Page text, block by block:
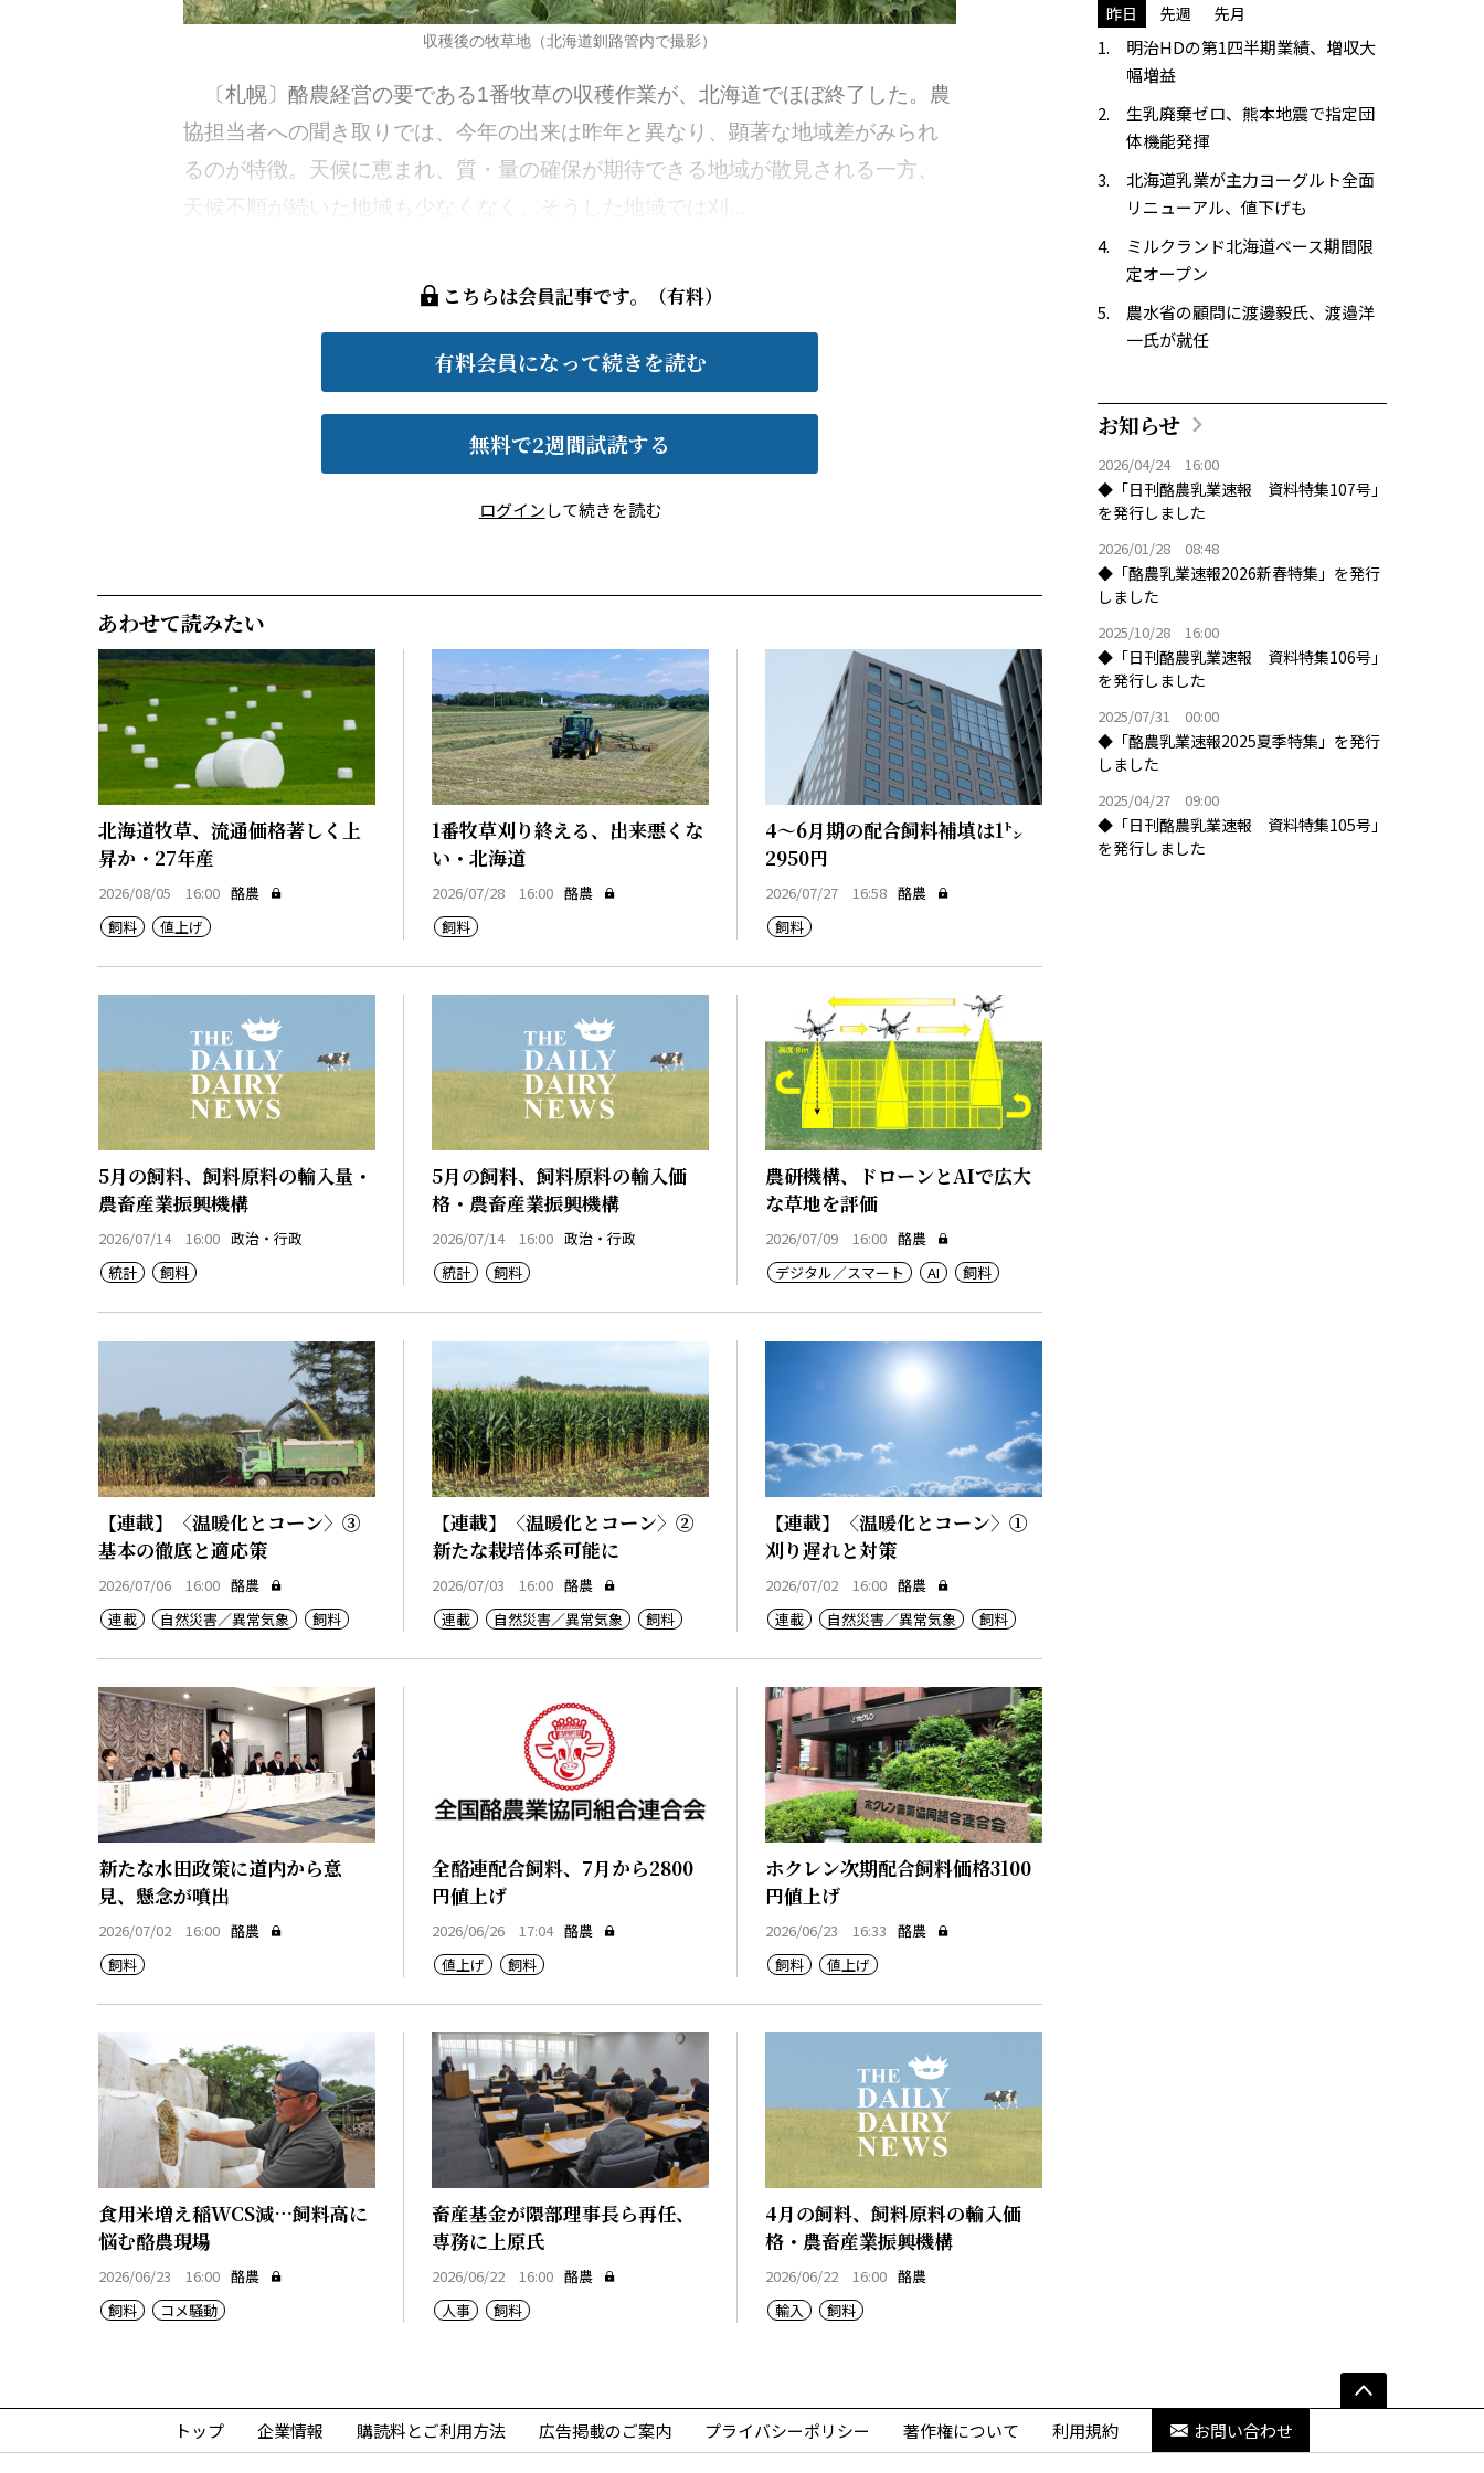
収穫後の牧草地（北海道釧路管内で撮影）
〔札幌〕酪農経営の要である1番牧草の収穫作業が、北海道でほぼ終了した。農
協担当者への聞き取りでは、今年の出来は昨年と異なり、顕著な地域差がみられ
るのが特徴。天候に恵まれ、質・量の確保が期待できる地域が散見される一方、
天候不順が続いた地域も少なくなく、そうした地域では刈...
こちらは会員記事です。（有料）
有料会員になって続きを読む
無料で2週間試読する
ログインして続きを読む
あわせて読みたい
北海道牧草、流通価格著しく上
昇か・27年産
2026/08/05 16:00 酪農
飼料
値上げ
1番牧草刈り終える、出来悪くな
い・北海道
2026/07/28 16:00 酪農
飼料
4～6月期の配合飼料補填は1㌧
2950円
2026/07/27 16:58 酪農
飼料
5月の飼料、飼料原料の輸入量・
農畜産業振興機構
2026/07/14 16:00 政治・行政
統計
飼料
5月の飼料、飼料原料の輸入価
格・農畜産業振興機構
2026/07/14 16:00 政治・行政
統計
飼料
農研機構、ドローンとAIで広大
な草地を評価
2026/07/09 16:00 酪農
デジタル／スマート
AI 飼料
【連載】〈温暖化とコーン〉③
基本の徹底と適応策
2026/07/06 16:00 酪農
連載
自然災害／異常気象 飼料
【連載】〈温暖化とコーン〉②
新たな栽培体系可能に
2026/07/03 16:00 酪農
連載
自然災害／異常気象 飼料
【連載】〈温暖化とコーン〉①
刈り遅れと対策
2026/07/02 16:00 酪農
連載
自然災害／異常気象 飼料
新たな水田政策に道内から意
見、懸念が噴出
2026/07/02 16:00 酪農
飼料
全酪連配合飼料、7月から2800
円値上げ
2026/06/26 17:04 酪農
値上げ
飼料
ホクレン次期配合飼料価格3100
円値上げ
2026/06/23 16:33 酪農
飼料
値上げ
食用米増え稲WCS減…飼料高に
悩む酪農現場
2026/06/23 16:00 酪農
飼料
コメ騒動
畜産基金が隈部理事長ら再任、
専務に上原氏
2026/06/22 16:00 酪農
人事
飼料
4月の飼料、飼料原料の輸入価
格・農畜産業振興機構
2026/06/22 16:00 酪農
輸入
飼料
昨日 先週 先月
明治HDの第1四半期業績、増収大
幅増益
生乳廃棄ゼロ、熊本地震で指定団
体機能発揮
北海道乳業が主力ヨーグルト全面
リニューアル、値下げも
ミルクランド北海道ベース期間限
定オープン
農水省の顧問に渡邊毅氏、渡邉洋
一氏が就任
お知らせ
2026/04/24 16:00
◆「日刊酪農乳業速報 資料特集107号」
を発行しました
2026/01/28 08:48
◆「酪農乳業速報2026新春特集」を発行
しました
2025/10/28 16:00
◆「日刊酪農乳業速報 資料特集106号」
を発行しました
2025/07/31 00:00
◆「酪農乳業速報2025夏季特集」を発行
しました
2025/04/27 09:00
◆「日刊酪農乳業速報 資料特集105号」
を発行しました
トップ 企業情報 購読料とご利用方法 広告掲載のご案内 プライバシーポリシー 著作権について 利用規約 お問い合わせ